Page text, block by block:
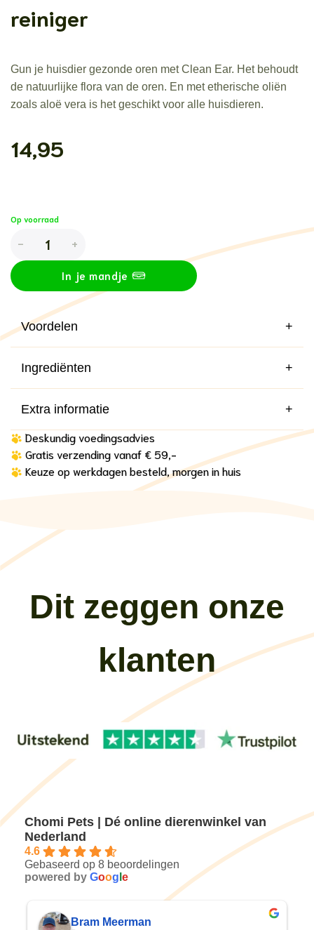
reiniger
Gun je huisdier gezonde oren met Clean Ear. Het behoudt
de natuurlijke flora van de oren. En met etherische oliën
zoals aloë vera is het geschikt voor alle huisdieren.
14,95
Op voorraad
Chomi Pets - Hond & Kat - Clean Ear - 50ml - Oren reiniger
In je mandje
Voordelen +
Ingrediënten +
Extra informatie +
Deskundig voedingsadvies
Gratis verzending vanaf € 59,-
Keuze op werkdagen besteld, morgen in huis
Dit zeggen onze
klanten
Chomi Pets | Dé online dierenwinkel van
Nederland
4.6
Gebaseerd op 8 beoordelingen
powered by Goog e
Joke Reinek